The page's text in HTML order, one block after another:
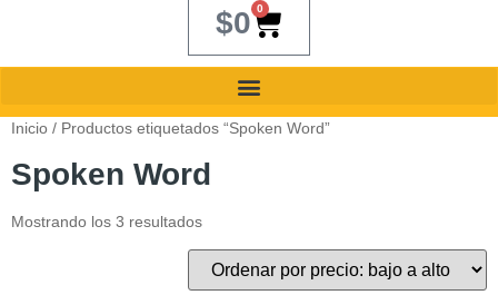
$0 0
Inicio / Productos etiquetados “Spoken Word”
Spoken Word
Mostrando los 3 resultados